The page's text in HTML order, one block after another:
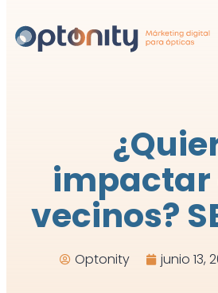
impactar
vecinos?
Optonity junio 13,